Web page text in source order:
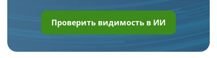
Проверить видимость в ИИ